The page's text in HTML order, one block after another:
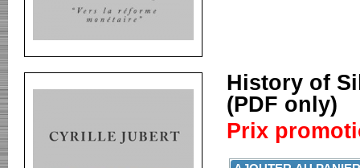
History of
(PDF only)
Prix